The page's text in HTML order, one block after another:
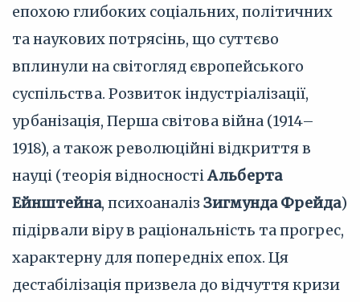
епохою глибоких соціальних, політичних
та наукових потрясінь, що суттєво
вплинули на світогляд європейського
суспільства. Розвиток індустріалізації,
урбанізація, Перша світова війна (1914–
1918), а також революційні відкриття в
науці (теорія відносностіАльберта
Ейнштейна, психоаналіз Зигмунда Фрейда)
підірвали віру в раціональність та прогрес,
характерну для попередніх епох. Ця
дестабілізація призвела до відчуття кризи